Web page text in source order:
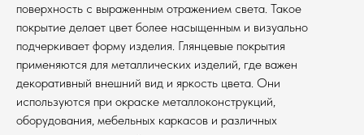
поверхность с выраженным отражением света. Такое
покрытие делает цвет более насыщенным и визуально
подчеркивает форму изделия. Глянцевые покрытия
применяются для металлических изделий, где важен
декоративный внешний вид и яркость цвета. Они
используются при окраске металлоконструкций,
оборудования, мебельных каркасов и различных